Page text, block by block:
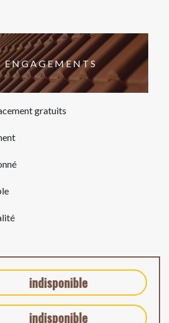
ENGAGEMENTS
gratuits
indisponible
indisponible